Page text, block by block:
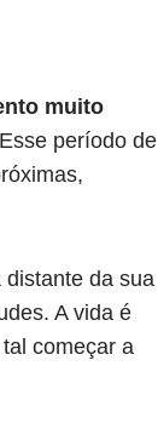
muito
Esse período de
distante da sua
A vida é
começar a